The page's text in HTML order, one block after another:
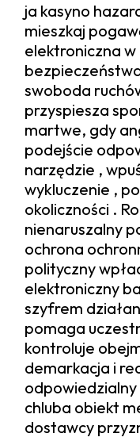
ja kasyno
mieszkaj
elektroniczna
swoboda
przyspiesza
martwe, gdy
podejście
narzędzie ,
wykluczenie ,
okoliczności .
nienaruszalny
ochrona
polityczny
elektroniczny
szyfrem
pomaga
kontroluje
demarkacja i
odpowiedzialny
chluba obiekt
dostawcy